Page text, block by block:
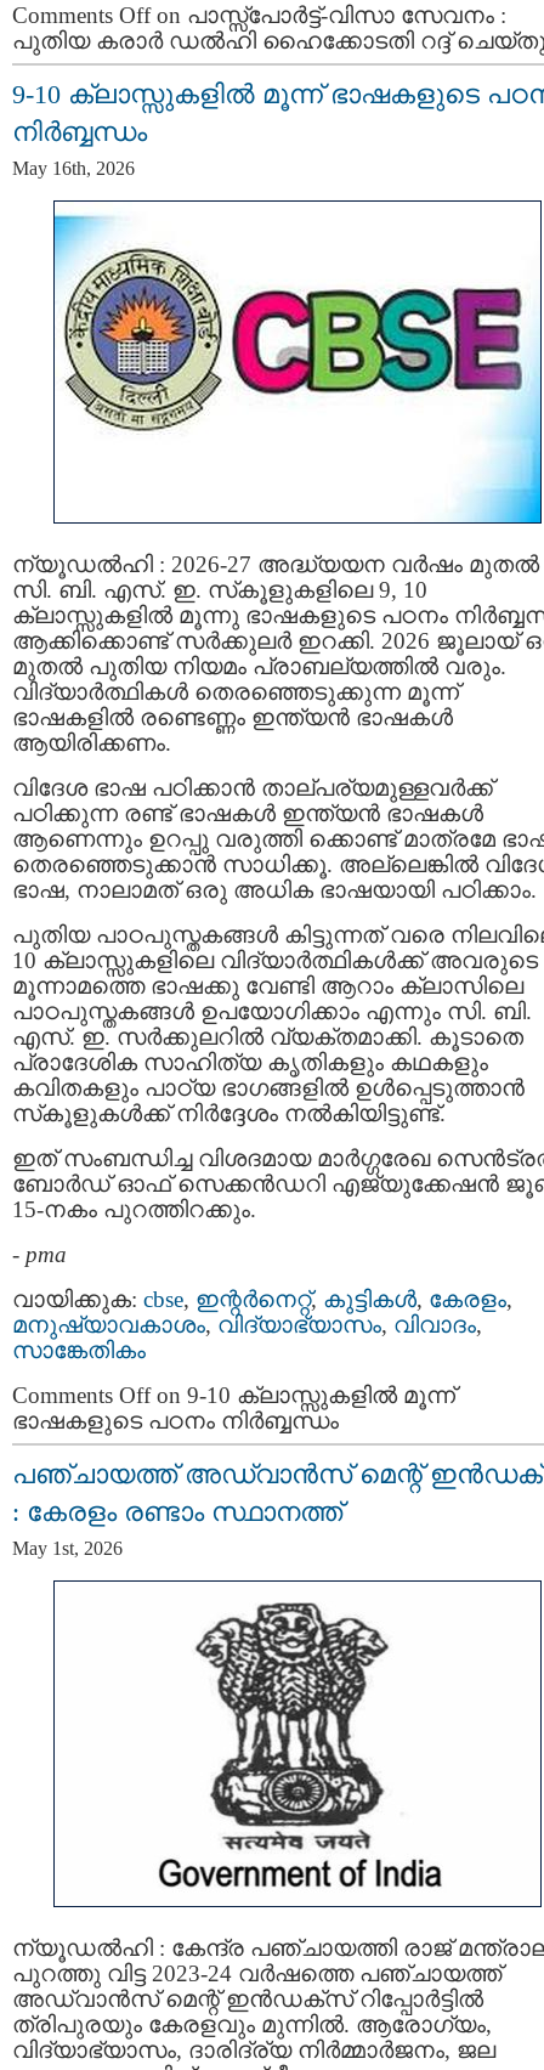
Comments Offon പാസ്സ്പോർട്ട്-വിസാ സേവനം :
പുതിയ കരാർ ഡൽഹി ഹൈക്കോടതി റദ്ദ്
9-10 ക്ലാസ്സുകളിൽ മൂന്ന് ഭാഷകളുടെ
നിർബ്ബന്ധം
May 16th, 2026
ന്യൂഡല്‍ഹി : 2026-27 അദ്ധ്യയന വര്‍ഷം മുതല്‍
സി. ബി. എസ്. ഇ. സ്‌കൂളുകളിലെ 9, 10
ക്ലാസ്സുകളിൽ മൂന്നു ഭാഷകളുടെ പഠനം
ആക്കിക്കൊണ്ട് സർക്കുലർ ഇറക്കി. 2026 ജൂലായ്
മുതല്‍ പുതിയ നിയമം പ്രാബല്യത്തില്‍ വരും.
വിദ്യാര്‍ത്ഥികള്‍ തെരഞ്ഞെടുക്കുന്ന മൂന്ന്
ഭാഷകളില്‍ രണ്ടെണ്ണം ഇന്ത്യന്‍ ഭാഷകൾ
ആയിരിക്കണം.
വിദേശ ഭാഷ പഠിക്കാന്‍ താല്പര്യമുള്ളവർക്ക്
പഠിക്കുന്ന രണ്ട് ഭാഷകള്‍ ഇന്ത്യന്‍ ഭാഷകൾ
ആണെന്നും ഉറപ്പു വരുത്തി ക്കൊണ്ട് മാത്രമേ
തെരഞ്ഞെടുക്കാന്‍ സാധിക്കൂ. അല്ലെങ്കില്‍
ഭാഷ, നാലാമത് ഒരു അധിക ഭാഷയായി പഠിക്കാം.
പുതിയ പാഠപുസ്തകങ്ങള്‍ കിട്ടുന്നത് വരെ
10 ക്ലാസ്സുകളിലെ വിദ്യാര്‍ത്ഥികള്‍ക്ക് അവരുടെ
മൂന്നാമത്തെ ഭാഷക്കു വേണ്ടി ആറാം ക്ലാസിലെ
പാഠപുസ്തകങ്ങള്‍ ഉപയോഗിക്കാം എന്നും സി. ബി.
എസ്. ഇ. സർക്കുലറിൽ വ്യക്തമാക്കി. കൂടാതെ
പ്രാദേശിക സാഹിത്യ കൃതികളും കഥകളും
കവിതകളും പാഠ്യ ഭാഗങ്ങളിൽ ഉള്‍പ്പെടുത്താന്‍
സ്‌കൂളുകള്‍ക്ക് നിര്‍ദ്ദേശം നല്‍കിയിട്ടുണ്ട്.
ഇത് സംബന്ധിച്ച വിശദമായ മാര്‍ഗ്ഗരേഖ
ബോര്‍ഡ് ഓഫ് സെക്കന്‍ഡറി എജ്യുക്കേഷന്‍
15-നകം പുറത്തിറക്കും.
- pma
വായിക്കുക: cbse, ഇന്റര്‍നെറ്റ്‌, കുട്ടികള്‍, കേരളം,
മനുഷ്യാവകാശം, വിദ്യാഭ്യാസം, വിവാദം,
സാങ്കേതികം
Comments Offon 9-10 ക്ലാസ്സുകളിൽ മൂന്ന്
ഭാഷകളുടെ പഠനം നിർബ്ബന്ധം
പഞ്ചായത്ത് അഡ്വാൻസ് മെന്റ്
: കേരളം രണ്ടാം സ്ഥാനത്ത്
May 1st, 2026
ന്യൂഡൽഹി : കേന്ദ്ര പഞ്ചായത്തി രാജ്
പുറത്തു വിട്ട 2023-24 വർഷത്തെ പഞ്ചായത്ത്
അഡ്വാൻസ് മെന്റ് ഇൻഡക്സ് റിപ്പോർട്ടിൽ
ത്രിപുരയും കേരളവും മുന്നിൽ. ആരോഗ്യം,
വിദ്യാഭ്യാസം, ദാരിദ്ര്യ നിർമ്മാർജനം, ജല